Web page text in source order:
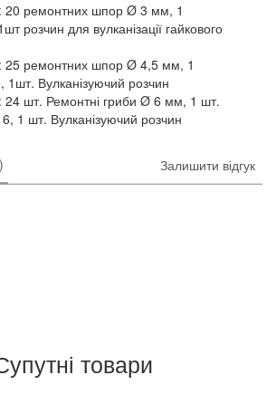
ремонтних шпор Ø 3 мм, 1
розчин для вулканізації гайкового
ремонтних шпор Ø 4,5 мм, 1
Вулканізуючий розчин
шт. Ремонтні гриби Ø 6 мм, 1 шт.
1 шт. Вулканізуючий розчин
Залишити відгук
товари